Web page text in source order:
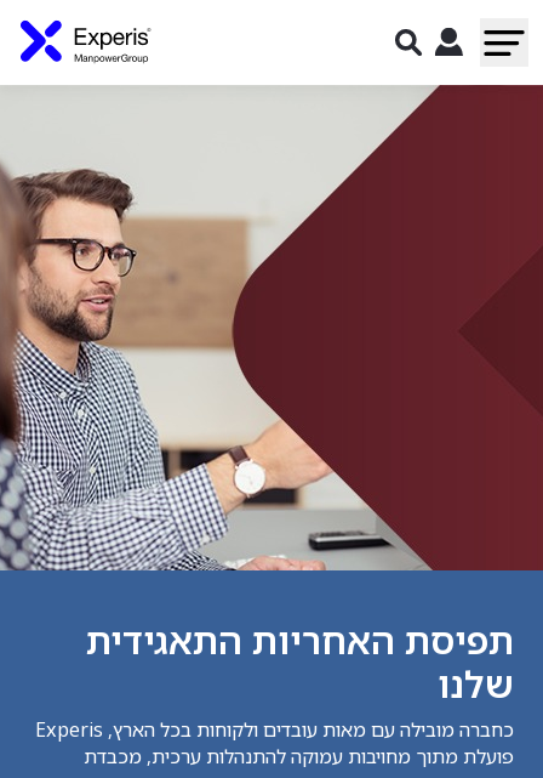
תפיסת האחריות התאגידית
שלנו
כחברה מובילה עם מאות עובדים ולקוחות בכל הארץ, Experis
פועלת מתוך מחויבות עמוקה להתנהלות ערכית, מכבדת